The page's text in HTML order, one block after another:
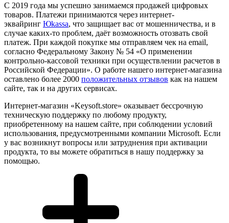
С 2019 года мы успешно занимаемся продажей цифровых
товаров. Платежи принимаются через интернет-
эквайринг Юkassa, что защищает вас от мошенничества, и в
случае каких-то проблем, даёт возможность отозвать свой
платеж. При каждой покупке мы отправляем чек на email,
согласно Федеральному Закону № 54 «О применении
контрольно-кассовой техники при осуществлении расчетов в
Российской Федерации». О работе нашего интернет-магазина
оставлено более 2000 положительных отзывов как на нашем
сайте, так и на других сервисах.
Интернет-магазин «Keysoft.store» оказывает бессрочную
техническую поддержку по любому продукту,
приобретенному на нашем сайте, при соблюдении условий
использования, предусмотренными компании Microsoft. Если
у вас возникнут вопросы или затруднения при активации
продукта, то вы можете обратиться в нашу поддержку за
помощью.